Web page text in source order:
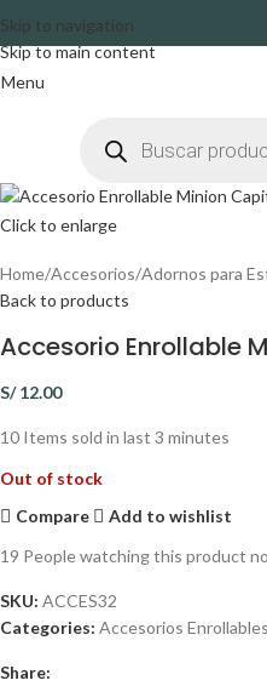
Skip to navigation
Skip to main content
Menu
Click to enlarge
Home Accesorios Adornos para
Back to products
Accesorio Enrollable
S/12.00
10 Items sold in last 3 minutes
Out of stock
Compare
Add to wishlist
19 People watching this product
SKU: ACCES32
Categories: Accesorios Enrollables
Share: